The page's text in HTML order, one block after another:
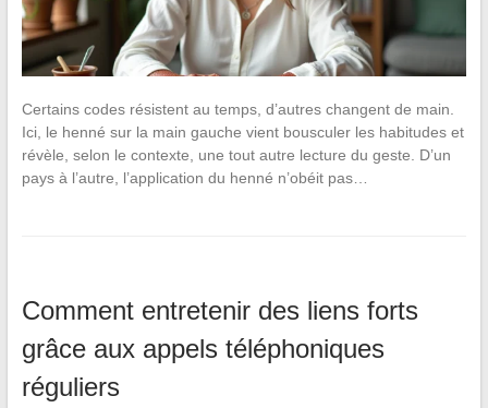
Certains codes résistent au temps, d’autres changent de main.
Ici, le henné sur la main gauche vient bousculer les habitudes et
révèle, selon le contexte, une tout autre lecture du geste. D’un
pays à l’autre, l’application du henné n’obéit pas…
Comment entretenir des liens forts
grâce aux appels téléphoniques
réguliers